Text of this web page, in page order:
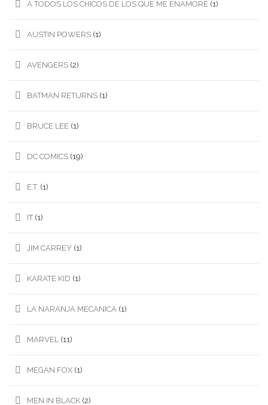
A TODOS LOS CHICOS DE LOS QUE ME ENAMORÉ (1)
AUSTIN POWERS (1)
AVENGERS (2)
BATMAN RETURNS (1)
BRUCE LEE (1)
DC COMICS (19)
E.T. (1)
IT (1)
JIM CARREY (1)
KARATE KID (1)
LA NARANJA MECANICA (1)
MARVEL (11)
MEGAN FOX (1)
MEN IN BLACK (2)